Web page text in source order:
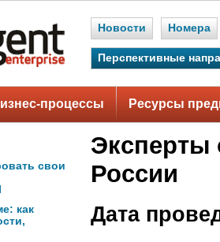
Новости Номера
Перспективные
процессы Ресурсы
свои
как
Эксперты
России
Дата